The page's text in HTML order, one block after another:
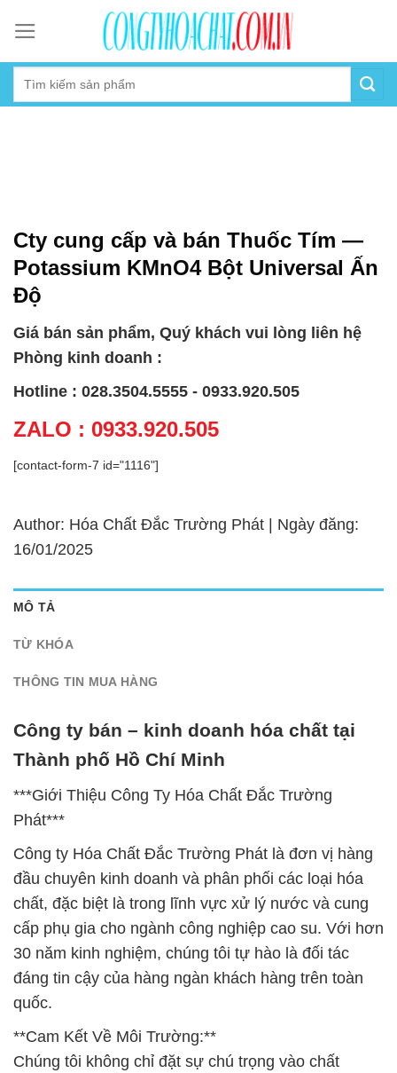
content
Cty cung cấp và bán Thuốc Tím —
Potassium KMnO4 Bột Universal Ấn
Độ
Giá bán sản phẩm, Quý khách vui lòng liên hệ
Phòng kinh doanh :
Hotline : 028.3504.5555 - 0933.920.505
ZALO : 0933.920.505
[contact-form-7 id="1116"]
Author: Hóa Chất Đắc Trường Phát | Ngày đăng:
16/01/2025
MÔ TẢ
TỪ KHÓA
THÔNG TIN MUA HÀNG
Công ty bán – kinh doanh hóa chất tại
Thành phố Hồ Chí Minh
***Giới Thiệu Công Ty Hóa Chất Đắc Trường
Phát***
Công ty Hóa Chất Đắc Trường Phát là đơn vị hàng
đầu chuyên kinh doanh và phân phối các loại hóa
chất, đặc biệt là trong lĩnh vực xử lý nước và cung
cấp phụ gia cho ngành công nghiệp cao su. Với hơn
30 năm kinh nghiệm, chúng tôi tự hào là đối tác
đáng tin cậy của hàng ngàn khách hàng trên toàn
quốc.
**Cam Kết Về Môi Trường:**
Chúng tôi không chỉ đặt sự chú trọng vào chất